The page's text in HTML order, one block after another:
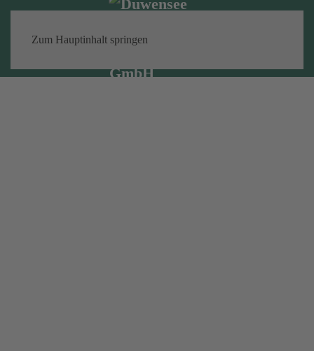
Zum Hauptinhalt springen